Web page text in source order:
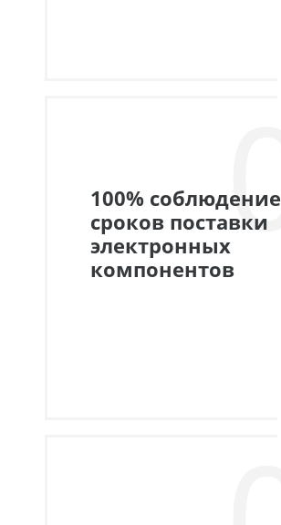
02
100% соблюдение
сроков поставки
электронных
компонентов